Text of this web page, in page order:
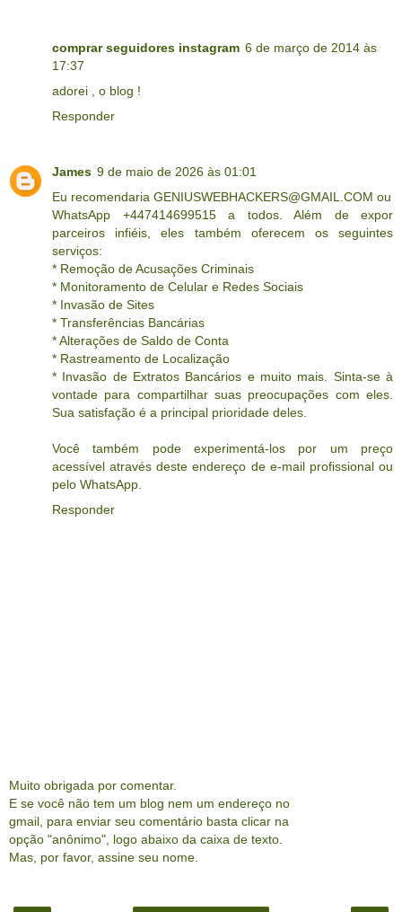
comprar seguidores instagram 6 de março de 2014 às
17:37
adorei , o blog !
Responder
James 9 de maio de 2026 às 01:01
Eu recomendaria GENIUSWEBHACKERS@GMAIL.COM ou
WhatsApp +447414699515 a todos. Além de expor
parceiros infiéis, eles também oferecem os seguintes
serviços:
* Remoção de Acusações Criminais
* Monitoramento de Celular e Redes Sociais
* Invasão de Sites
* Transferências Bancárias
* Alterações de Saldo de Conta
* Rastreamento de Localização
* Invasão de Extratos Bancários e muito mais. Sinta-se à
vontade para compartilhar suas preocupações com eles.
Sua satisfação é a principal prioridade deles.
Você também pode experimentá-los por um preço
acessível através deste endereço de e-mail profissional ou
pelo WhatsApp.
Responder
Muito obrigada por comentar.
E se você não tem um blog nem um endereço no
gmail, para enviar seu comentário basta clicar na
opção "anônimo", logo abaixo da caixa de texto.
Mas, por favor, assine seu nome.